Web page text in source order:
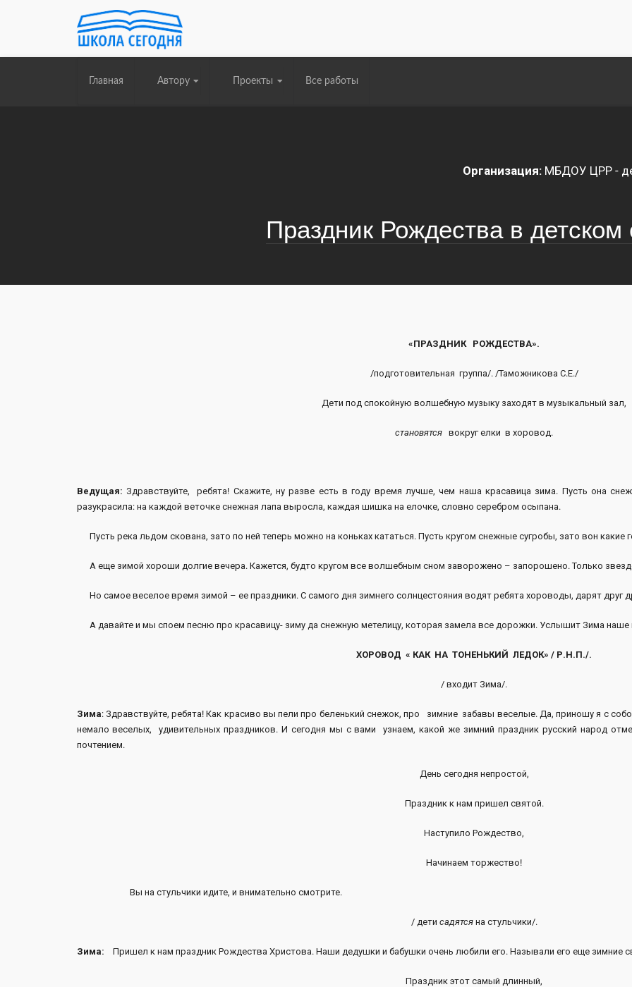
Главная Автору Проекты Все работы
Организация: МБДОУ ЦРР -
Праздник Рождества в детском
«ПРАЗДНИК РОЖДЕСТВА».
/подготовительная группа/. /Таможникова С.Е./
Дети под спокойную волшебную музыку заходят в музыкальный зал,
становятся вокруг елки в хоровод.
Ведущая: Здравствуйте, ребята! Скажите, ну разве есть в году время лучше, чем наша красавица зима. Пусть она
разукрасила: на каждой веточке снежная лапа выросла, каждая шишка на елочке, словно серебром осыпана.
Пусть река льдом скована, зато по ней теперь можно на коньках кататься. Пусть кругом снежные сугробы, зато вон какие
А еще зимой хороши долгие вечера. Кажется, будто кругом все волшебным сном заворожено – запорошено. Только
Но самое веселое время зимой – ее праздники. С самого дня зимнего солнцестояния водят ребята хороводы, дарят друг
А давайте и мы споем песню про красавицу- зиму да снежную метелицу, которая замела все дорожки. Услышит Зима наше
ХОРОВОД « КАК НА ТОНЕНЬКИЙ ЛЕДОК» / Р.Н.П./.
/ входит Зима/.
Зима: Здравствуйте, ребята! Как красиво вы пели про беленький снежок, про зимние забавы веселые. Да, приношу я с
немало веселых, удивительных праздников. И сегодня мы с вами узнаем, какой же зимний праздник русский народ
почтением.
День сегодня непростой,
Праздник к нам пришел святой.
Наступило Рождество,
Начинаем торжество!
Вы на стульчики идите, и внимательно смотрите.
/ дети садятсяна стульчики/.
Зима: Пришел к нам праздник Рождества Христова. Наши дедушки и бабушки очень любили его. Называли его еще зимние
Праздник этот самый длинный,